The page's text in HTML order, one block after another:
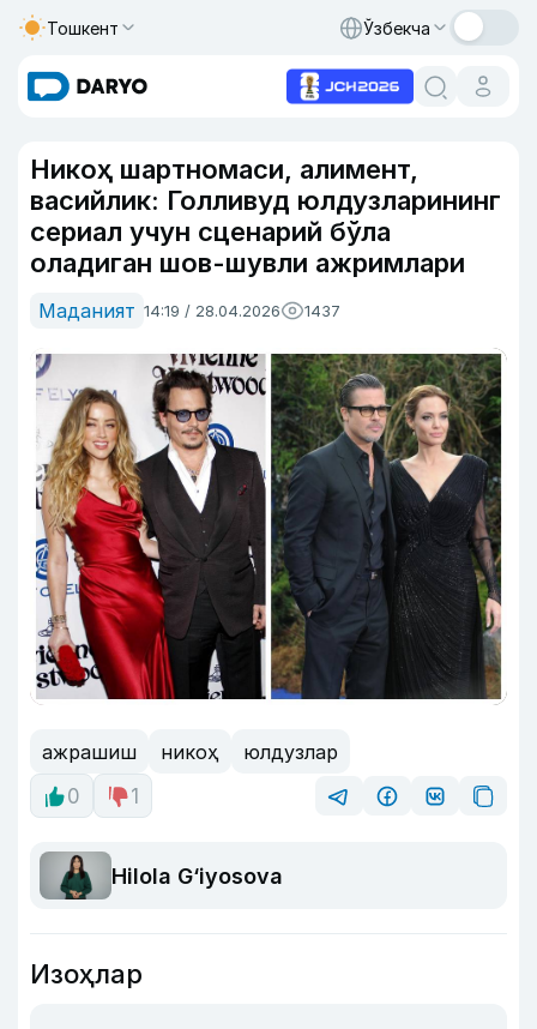
Тошкент Ўзбекча
Никоҳ шартномаси, алимент,
васийлик: Голливуд юлдузларининг
сериал учун сценарий бўла
оладиган шов-шувли ажримлари
Маданият 14:19 / 28.04.2026 1437
ажрашиш никоҳ
юлдузлар
0
1
Hilola G‘iyosova
Изоҳлар